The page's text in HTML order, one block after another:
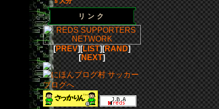
リンク
[PREV][LIST][RAND]
[NEXT]